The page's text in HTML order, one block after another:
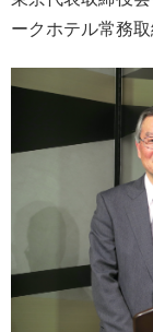
ークホテル常務